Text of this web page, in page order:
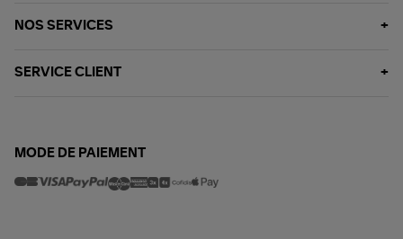
NOS SERVICES
SERVICE CLIENT
MODE DE PAIEMENT